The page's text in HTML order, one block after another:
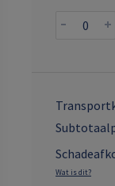
Wat is dit?